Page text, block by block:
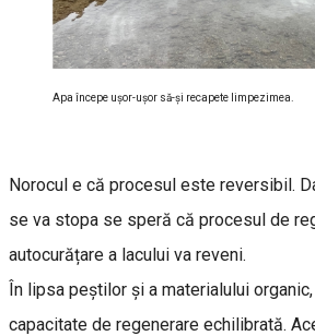
Apa începe ușor-ușor să-și recapete limpezimea.
Norocul e că procesul este reversibil.
se va stopa se speră că procesul de
autocurățare a lacului va reveni.
În lipsa peștilor și a materialului
capacitate de regenerare echilibrată.